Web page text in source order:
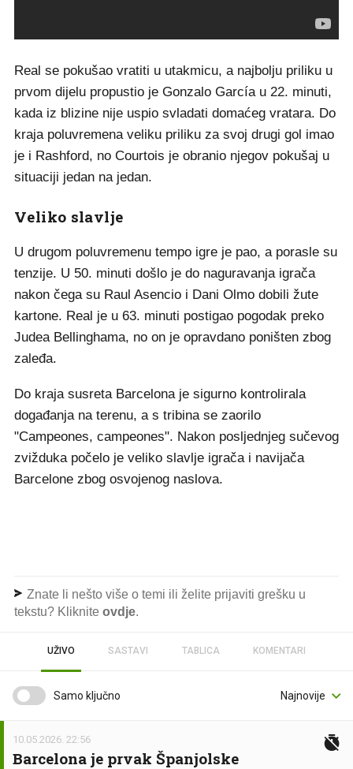
Real se pokušao vratiti u utakmicu, a najbolju priliku u
prvom dijelu propustio je Gonzalo García u 22. minuti,
kada iz blizine nije uspio svladati domaćeg vratara. Do
kraja poluvremena veliku priliku za svoj drugi gol imao
je i Rashford, no Courtois je obranio njegov pokušaj u
situaciji jedan na jedan.
Veliko slavlje
U drugom poluvremenu tempo igre je pao, a porasle su
tenzije. U 50. minuti došlo je do naguravanja igrača
nakon čega su Raul Asencio i Dani Olmo dobili žute
kartone. Real je u 63. minuti postigao pogodak preko
Judea Bellinghama, no on je opravdano poništen zbog
zaleđa.
Do kraja susreta Barcelona je sigurno kontrolirala
događanja na terenu, a s tribina se zaorilo
"Campeones, campeones". Nakon posljednjeg sučevog
zvižduka počelo je veliko slavlje igrača i navijača
Barcelone zbog osvojenog naslova.
Znate li nešto više o temi ili želite prijaviti grešku u
tekstu? Kliknite ovdje.
UŽIVO SASTAVI TABLICA KOMENTARI
Samo ključno
10.05.2026. 22:56
Barcelona je prvak Španjolske